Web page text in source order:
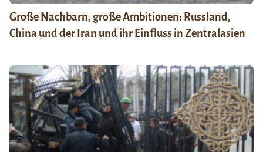
Große Nachbarn, große Ambitionen: Russland,
China und der Iran und ihr Einfluss in Zentralasien